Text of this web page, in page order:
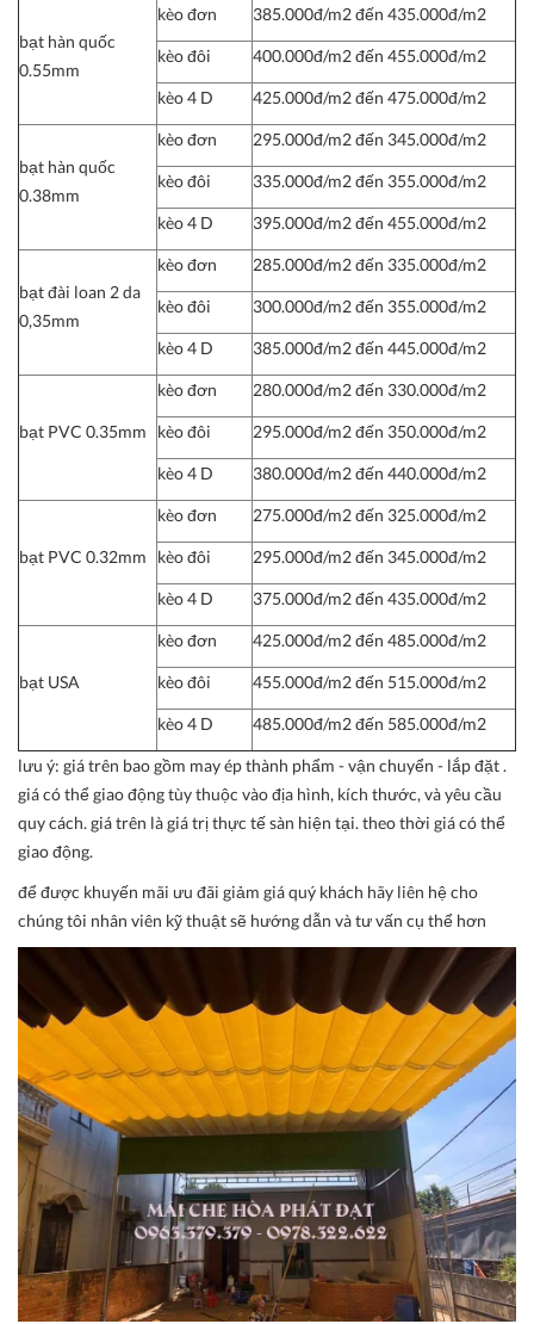
bạt hàn quốc
0.55mm
kèo đơn 385.000đ/m2 đến 435.000đ/m2
kèo đôi 400.000đ/m2 đến 455.000đ/m2
kèo 4 D 425.000đ/m2 đến 475.000đ/m2
bạt hàn quốc
0.38mm
kèo đơn 295.000đ/m2 đến 345.000đ/m2
kèo đôi 335.000đ/m2 đến 355.000đ/m2
kèo 4 D 395.000đ/m2 đến 455.000đ/m2
bạt đài loan 2 da
0,35mm
kèo đơn 285.000đ/m2 đến 335.000đ/m2
kèo đôi 300.000đ/m2 đến 355.000đ/m2
kèo 4 D 385.000đ/m2 đến 445.000đ/m2
bạt PVC 0.35mm
kèo đơn 280.000đ/m2 đến 330.000đ/m2
kèo đôi 295.000đ/m2 đến 350.000đ/m2
kèo 4 D 380.000đ/m2 đến 440.000đ/m2
bạt PVC 0.32mm
kèo đơn 275.000đ/m2 đến 325.000đ/m2
kèo đôi 295.000đ/m2 đến 345.000đ/m2
kèo 4 D 375.000đ/m2 đến 435.000đ/m2
bạt USA
kèo đơn 425.000đ/m2 đến 485.000đ/m2
kèo đôi 455.000đ/m2 đến 515.000đ/m2
kèo 4 D 485.000đ/m2 đến 585.000đ/m2
lưu ý: giá trên bao gồm may ép thành phẩm - vận chuyển - lắp đặt .
giá có thể giao động tùy thuộc vào địa hình, kích thước, và yêu cầu
quy cách. giá trên là giá trị thực tế sàn hiện tại. theo thời giá có thể
giao động.
để được khuyến mãi ưu đãi giảm giá quý khách hãy liên hệ cho
chúng tôi nhân viên kỹ thuật sẽ hướng dẫn và tư vấn cụ thể hơn